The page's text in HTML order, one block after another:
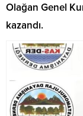
Olağan Genel
kazandı.